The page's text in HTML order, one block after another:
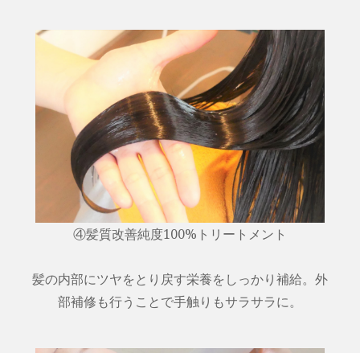
④髪質改善純度100%トリートメント
髪の内部にツヤをとり戻す栄養をしっかり補給。外
部補修も行うことで手触りもサラサラに。